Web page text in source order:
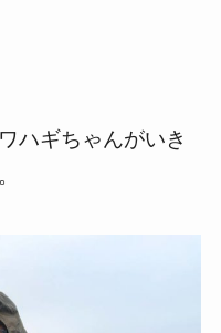
ハギちゃんがいき